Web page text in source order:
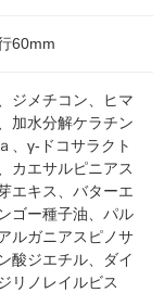
60mm
ジメチコン、ヒマ
加水分解ケラチン
、γ‐ドコサラクト
カエサルピニアス
エキス、バターエ
ゴー種子油、パル
ルガニアスピノサ
酸ジエチル、ダイ
リノレイルビス